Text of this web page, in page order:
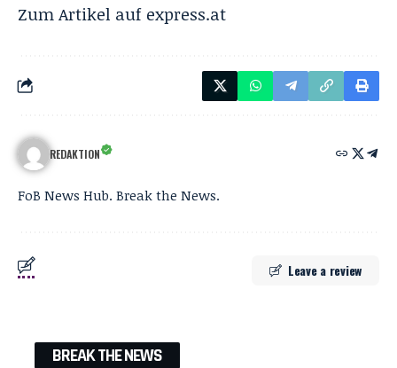
Zum Artikel auf express.at
REDAKTION
FoB News Hub. Break the News.
Leave a review
BREAK THE NEWS